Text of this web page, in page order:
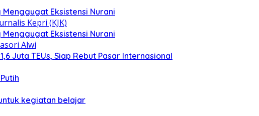
Eksistensi Nurani
Eksistensi Nurani
Juta TEUs, Siap Rebut Pasar Internasional
kegiatan belajar